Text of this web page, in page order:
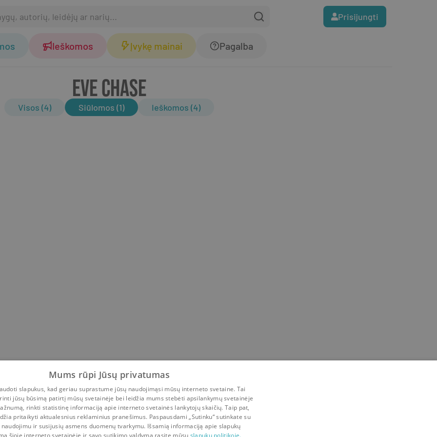
Prisijungti
Ieškomos Įvykę mainai Pagalba
EVE CHASE
Visos (4) Siūlomos (1) Ieškomos (4)
Mums rūpi Jūsų privatumas
slapukus, kad geriau suprastume jūsų naudojimąsi mūsų interneto svetaine. Tai
jūsų būsimą patirtį mūsų svetainėje bei leidžia mums stebėti apsilankymų svetainėje
rinkti statistinę informaciją apie interneto svetainės lankytojų skaičių. Taip pat,
pritaikyti aktualesnius reklaminius pranešimus. Paspausdami „Sutinku“ sutinkate su
ir susijusių asmens duomenų tvarkymu. Išsamią informaciją apie slapukų
šioje interneto svetainėje ir savo sutikimo valdymą rasite mūsų slapukų politikoje.